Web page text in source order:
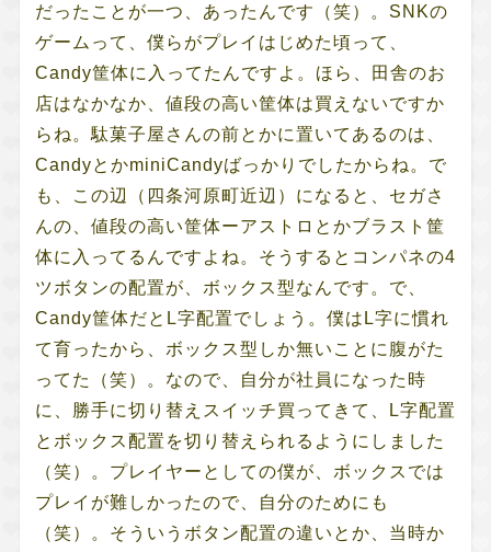
だったことが一つ、あったんです（笑）。SNKの
ゲームって、僕らがプレイはじめた頃って、
Candy筐体に入ってたんですよ。ほら、田舎のお
店はなかなか、値段の高い筐体は買えないですか
らね。駄菓子屋さんの前とかに置いてあるのは、
CandyとかminiCandyばっかりでしたからね。で
も、この辺（四条河原町近辺）になると、セガさ
んの、値段の高い筐体ーアストロとかブラスト筐
体に入ってるんですよね。そうするとコンパネの4
ツボタンの配置が、ボックス型なんです。で、
Candy筐体だとL字配置でしょう。僕はL字に慣れ
て育ったから、ボックス型しか無いことに腹がた
ってた（笑）。なので、自分が社員になった時
に、勝手に切り替えスイッチ買ってきて、L字配置
とボックス配置を切り替えられるようにしました
（笑）。プレイヤーとしての僕が、ボックスでは
プレイが難しかったので、自分のためにも
（笑）。そういうボタン配置の違いとか、当時か